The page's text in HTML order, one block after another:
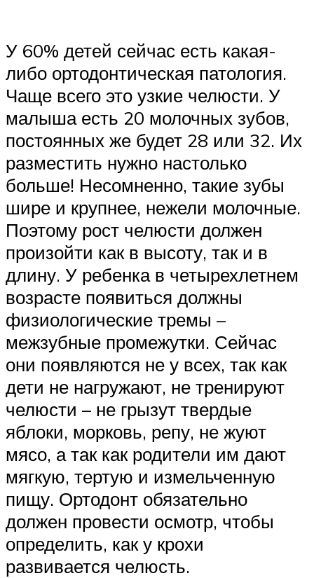
У 60% детей сейчас есть какая-
либо ортодонтическая патология.
Чаще всего это узкие челюсти. У
малыша есть 20 молочных зубов,
постоянных же будет 28 или 32. Их
разместить нужно настолько
больше! Несомненно, такие зубы
шире и крупнее, нежели молочные.
Поэтому рост челюсти должен
произойти как в высоту, так и в
длину. У ребенка в четырехлетнем
возрасте появиться должны
физиологические тремы –
межзубные промежутки. Сейчас
они появляются не у всех, так как
дети не нагружают, не тренируют
челюсти – не грызут твердые
яблоки, морковь, репу, не жуют
мясо, а так как родители им дают
мягкую, тертую и измельченную
пищу. Ортодонт обязательно
должен провести осмотр, чтобы
определить, как у крохи
развивается челюсть.